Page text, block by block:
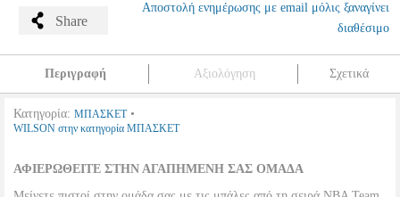
Share
Αποστολή ενημέρωσης με email μόλις ξαναγίνει
διαθέσιμο
Περιγραφή Αξιολόγηση Σχετικά
Κατηγορία: ΜΠΑΣΚΕΤ•
WILSON στην κατηγορία ΜΠΑΣΚΕΤ
ΑΦΙΕΡΩΘΕΙΤΕ ΣΤΗΝ ΑΓΑΠΗΜΕΝΗ ΣΑΣ ΟΜΑΔΑ